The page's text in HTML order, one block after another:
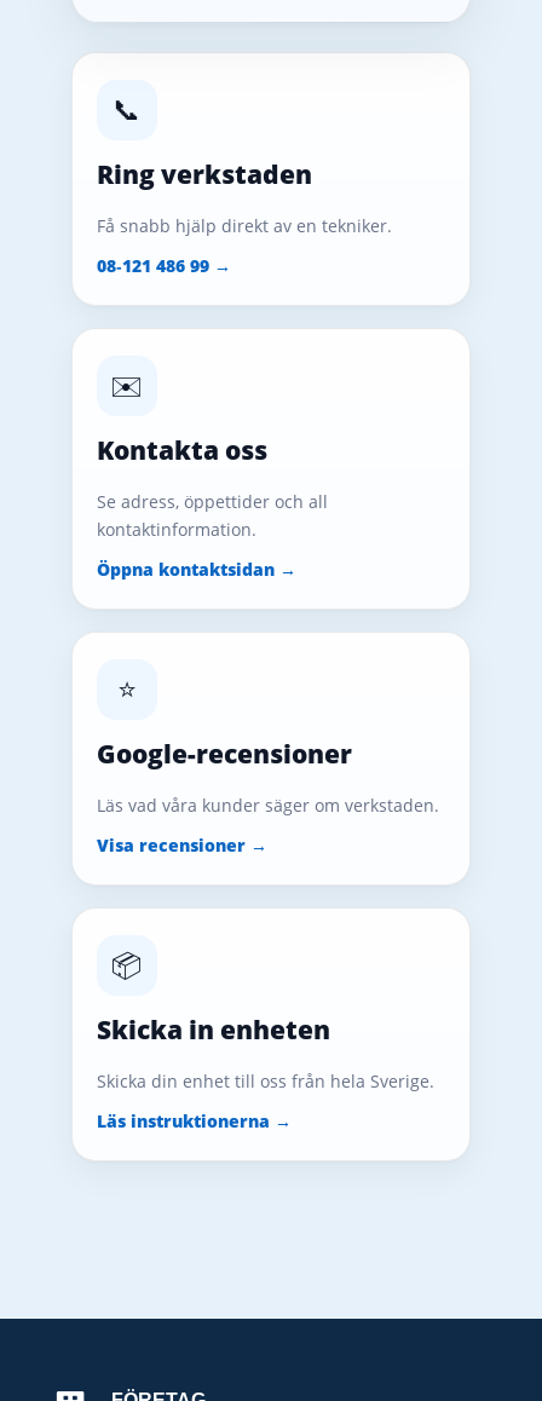
📞
Ring verkstaden
Få snabb hjälp direkt av en tekniker.
08‑121 486 99 →
✉️
Kontakta oss
Se adress, öppettider och all
kontaktinformation.
Öppna kontaktsidan →
⭐
Google-recensioner
Läs vad våra kunder säger om verkstaden.
Visa recensioner →
📦
Skicka in enheten
Skicka din enhet till oss från hela Sverige.
Läs instruktionerna →